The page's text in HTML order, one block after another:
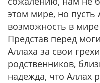
этом мире, но пусть
возможность в
Представ перед
Аллаха за свои
родственников,
надежда, что Аллах